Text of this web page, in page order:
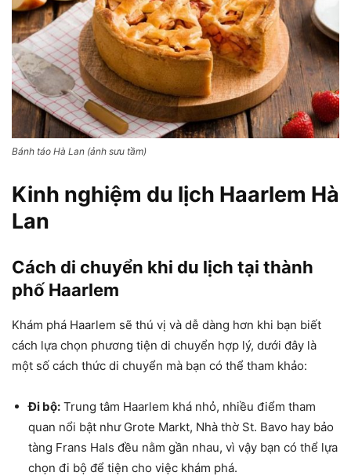
Bánh táo Hà Lan (ảnh sưu tầm)
Kinh nghiệm du lịch Haarlem Hà
Lan
Cách di chuyển khi du lịch tại thành
phố Haarlem
Khám phá Haarlem sẽ thú vị và dễ dàng hơn khi bạn biết
cách lựa chọn phương tiện di chuyển hợp lý, dưới đây là
một số cách thức di chuyển mà bạn có thể tham khảo:
Đi bộ: Trung tâm Haarlem khá nhỏ, nhiều điểm tham
quan nổi bật như Grote Markt, Nhà thờ St. Bavo hay bảo
tàng Frans Hals đều nằm gần nhau, vì vậy bạn có thể lựa
chọn đi bộ để tiện cho việc khám phá.